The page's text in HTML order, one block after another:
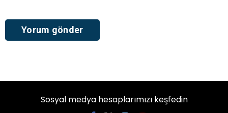
Sosyal medya hesaplarımızı keşfedin